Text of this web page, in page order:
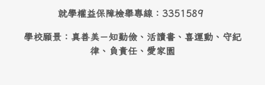
就學權益保障檢舉專線：3351589
學校願景：真善美－知勤儉、活讀書、喜運動、守紀
律、負責任、愛家園